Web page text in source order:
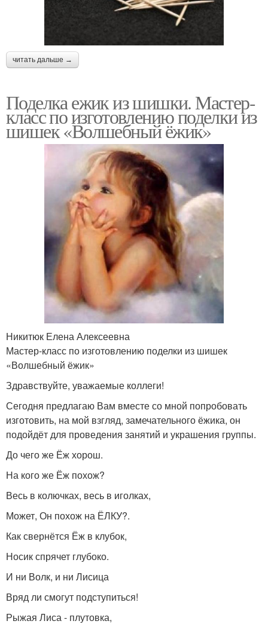
читать дальше →
Поделка ежик из шишки. Мастер-
класс по изготовлению поделки из
шишек «Волшебный ёжик»
Никитюк Елена Алексеевна
Мастер-класс по изготовлению поделки из шишек
«Волшебный ёжик»
Здравствуйте, уважаемые коллеги!
Сегодня предлагаю Вам вместе со мной попробовать
изготовить, на мой взгляд, замечательного ёжика, он
подойдёт для проведения занятий и украшения группы.
До чего же Ёж хорош.
На кого же Ёж похож?
Весь в колючках, весь в иголках,
Может, Он похож на ЁЛКУ?.
Как свернётся Ёж в клубок,
Носик спрячет глубоко.
И ни Волк, и ни Лисица
Вряд ли смогут подступиться!
Рыжая Лиса - плутовка,